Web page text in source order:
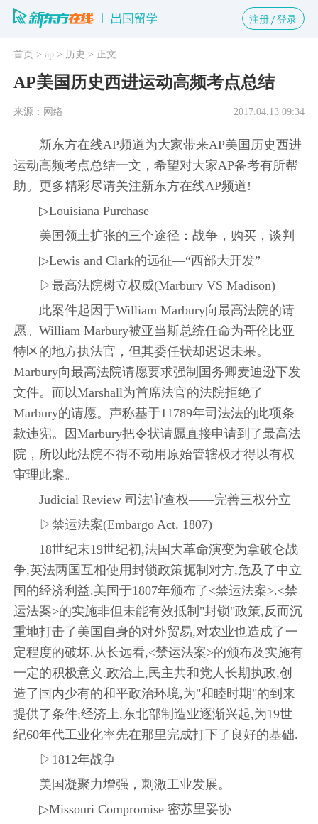
注册 登录
首页 > ap > 历史 > 正文
AP美国历史西进运动高频考点总结
来源：网络 2017.04.13 09:34
新东方在线AP频道为大家带来AP美国历史西进
运动高频考点总结一文，希望对大家AP备考有所帮
助。更多精彩尽请关注新东方在线AP频道!
▷Louisiana Purchase
美国领土扩张的三个途径：战争，购买，谈判
▷Lewis and Clark的远征—“西部大开发”
▷最高法院树立权威(Marbury VS Madison)
此案件起因于William Marbury向最高法院的请
愿。William Marbury被亚当斯总统任命为哥伦比亚
特区的地方执法官，但其委任状却迟迟未果。
Marbury向最高法院请愿要求强制国务卿麦迪逊下发
文件。而以Marshall为首席法官的法院拒绝了
Marbury的请愿。声称基于11789年司法法的此项条
款违宪。因Marbury把令状请愿直接申请到了最高法
院，所以此法院不得不动用原始管辖权才得以有权
审理此案。
Judicial Review 司法审查权——完善三权分立
▷禁运法案(Embargo Act. 1807)
18世纪末19世纪初,法国大革命演变为拿破仑战
争,英法两国互相使用封锁政策扼制对方,危及了中立
国的经济利益.美国于1807年颁布了<禁运法案>.<禁
运法案>的实施非但未能有效抵制"封锁"政策,反而沉
重地打击了美国自身的对外贸易,对农业也造成了一
定程度的破坏.从长远看,<禁运法案>的颁布及实施有
一定的积极意义.政治上,民主共和党人长期执政,创
造了国内少有的和平政治环境,为"和睦时期"的到来
提供了条件;经济上,东北部制造业逐渐兴起,为19世
纪60年代工业化率先在那里完成打下了良好的基础.
▷1812年战争
美国凝聚力增强，刺激工业发展。
▷Missouri Compromise 密苏里妥协